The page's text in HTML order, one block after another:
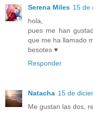
Serena Miles 15 de
hola,
pues me han
que me ha llamado
besotes ♥
Responder
Natacha 15 de
Me gustan las dos,